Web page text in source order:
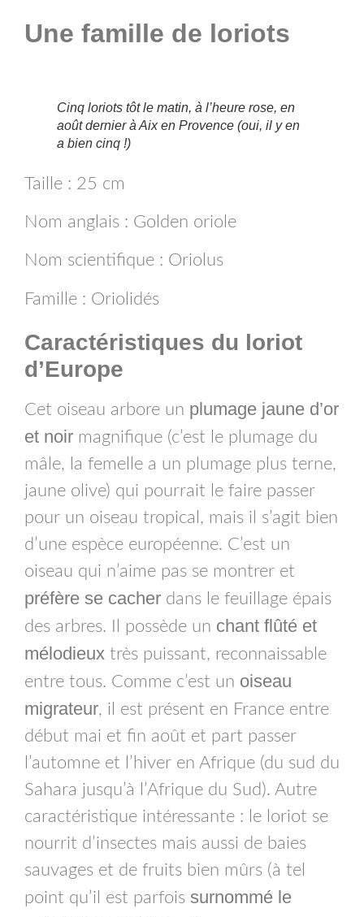
Une famille de loriots
Cinq loriots tôt le matin, à l’heure rose, en
août dernier à Aix en Provence (oui, il y en
a bien cinq !)
Taille : 25 cm
Nom anglais : Golden oriole
Nom scientifique : Oriolus
Famille : Oriolidés
Caractéristiques du loriot
d’Europe
Cet oiseau arbore un plumage jaune d’or
et noir magnifique (c’est le plumage du
mâle, la femelle a un plumage plus terne,
jaune olive) qui pourrait le faire passer
pour un oiseau tropical, mais il s’agit bien
d’une espèce européenne. C’est un
oiseau qui n’aime pas se montrer et
préfère se cacher dans le feuillage épais
des arbres. Il possède un chant flûté et
mélodieux très puissant, reconnaissable
entre tous. Comme c’est un oiseau
migrateur, il est présent en France entre
début mai et fin août et part passer
l’automne et l’hiver en Afrique (du sud du
Sahara jusqu’à l’Afrique du Sud). Autre
caractéristique intéressante : le loriot se
nourrit d’insectes mais aussi de baies
sauvages et de fruits bien mûrs (à tel
point qu’il est parfois surnommé le